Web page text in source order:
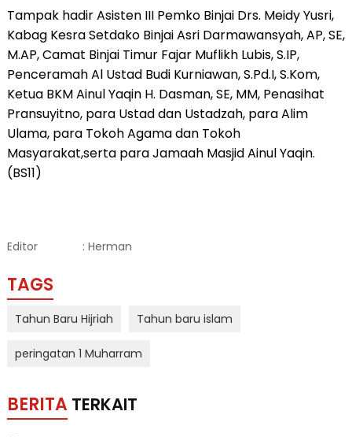
Tampak hadir Asisten III Pemko Binjai Drs. Meidy Yusri,
Kabag Kesra Setdako Binjai Asri Darmawansyah, AP, SE,
M.AP, Camat Binjai Timur Fajar Muflikh Lubis, S.IP,
Penceramah Al Ustad Budi Kurniawan, S.Pd.I, S.Kom,
Ketua BKM Ainul Yaqin H. Dasman, SE, MM, Penasihat
Pransuyitno, para Ustad dan Ustadzah, para Alim
Ulama, para Tokoh Agama dan Tokoh
Masyarakat,serta para Jamaah Masjid Ainul Yaqin.
(BS11)
Editor : Herman
TAGS
Tahun Baru Hijriah Tahun baru islam
peringatan 1 Muharram
BERITA TERKAIT